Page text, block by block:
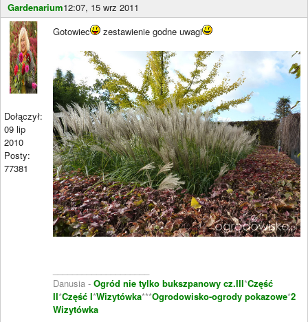
Gardenarium12:07, 15 wrz 2011
Dołączył:
09 lip
2010
Posty:
77381
Gotowiec zestawienie godne uwagi
Danusia - Ogród nie tylko bukszpanowy cz.III*Część
II*Część I*Wizytówka***Ogrodowisko-ogrody pokazowe*2
Wizytówka